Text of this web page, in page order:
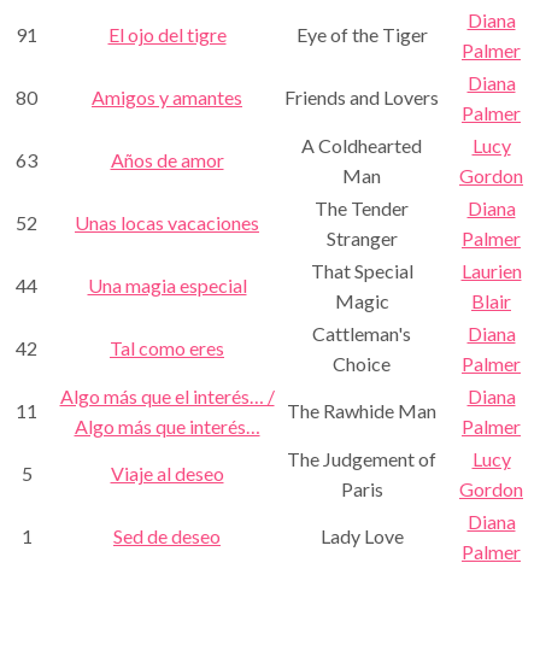
91 El ojo del tigre Eye of the Tiger
Diana
Palmer
80 Amigos y amantes Friends and Lovers
Diana
Palmer
63 Años de amor
A Coldhearted
Man
Lucy
Gordon
52 Unas locas vacaciones
The Tender
Stranger
Diana
Palmer
44 Una magia especial
That Special
Magic
Laurien
Blair
42 Tal como eres
Cattleman's
Choice
Diana
Palmer
11
Algo más que el interés… /
Algo más que interés…
The Rawhide Man
Diana
Palmer
5 Viaje al deseo
The Judgement of
Paris
Lucy
Gordon
1 Sed de deseo Lady Love
Diana
Palmer